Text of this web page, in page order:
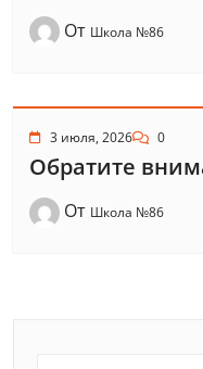
От Школа №86
3 июля, 2026 0
Обратите
От Школа №86